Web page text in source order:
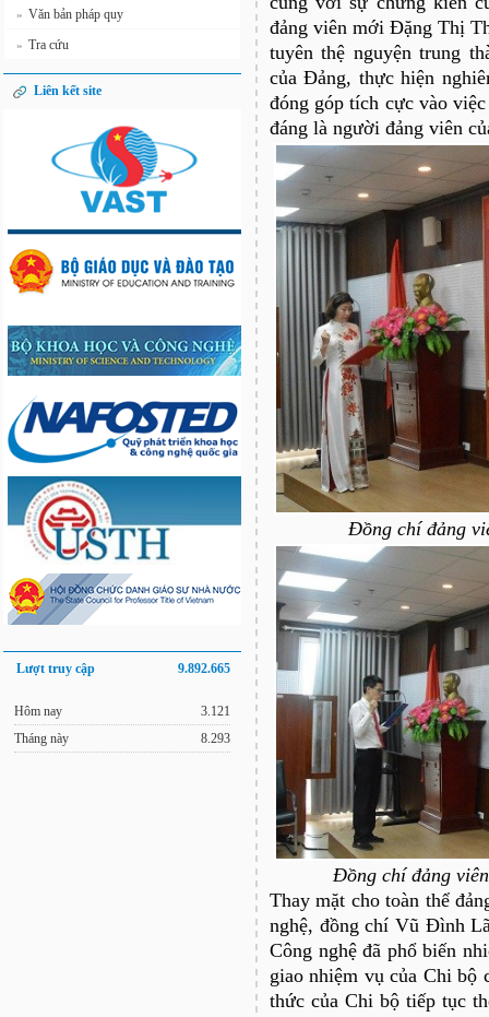
» Văn bản pháp quy
» Tra cứu
Liên kết site
Lượt truy cập 9.892.665
Hôm nay
Tháng này
3.121
8.293
đảng viên mới Đặng Thị
tuyên thệ nguyện trung
của Đảng, thực hiện
đóng góp tích cực vào
đáng là người đảng viên
Đồng chí đảng
Đồng chí đảng
Thay mặt cho toàn thể
nghệ, đồng chí Vũ Đình
Công nghệ đã phổ biến
giao nhiệm vụ của Chi bộ
thức của Chi bộ tiếp tục